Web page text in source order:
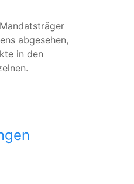
abgesehen,
in den